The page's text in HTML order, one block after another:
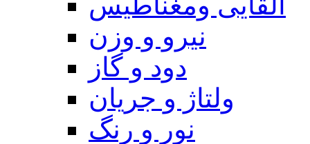
نیرو و وزن
دود و گاز
ولتاژ و جریان
نور و رنگ